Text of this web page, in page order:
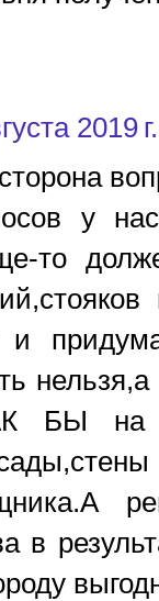
2019
у
то
БЫ на
в